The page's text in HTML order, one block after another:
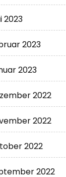
2023
2023
2023
2022
2022
2022
2022